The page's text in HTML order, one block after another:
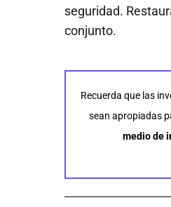
seguridad.
conjunto.
Recuerda que las
sean apropiadas
medio de